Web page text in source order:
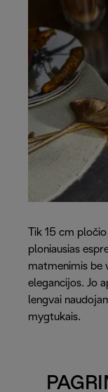
Tik 15 cm
ploniausias
matmenimis be
elegancijos. Jo
lengvai
mygtukais.